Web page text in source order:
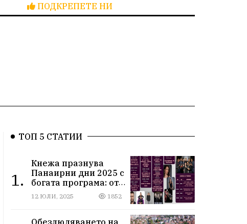
ПОДКРЕПЕТЕ НИ
ТОП 5 СТАТИИ
1.
Кнежа празнува
Панаирни дни 2025 с
богата програма: от
спортни турнири до
концерти под
12 ЮЛИ, 2025 1852
Обезлюдяването на